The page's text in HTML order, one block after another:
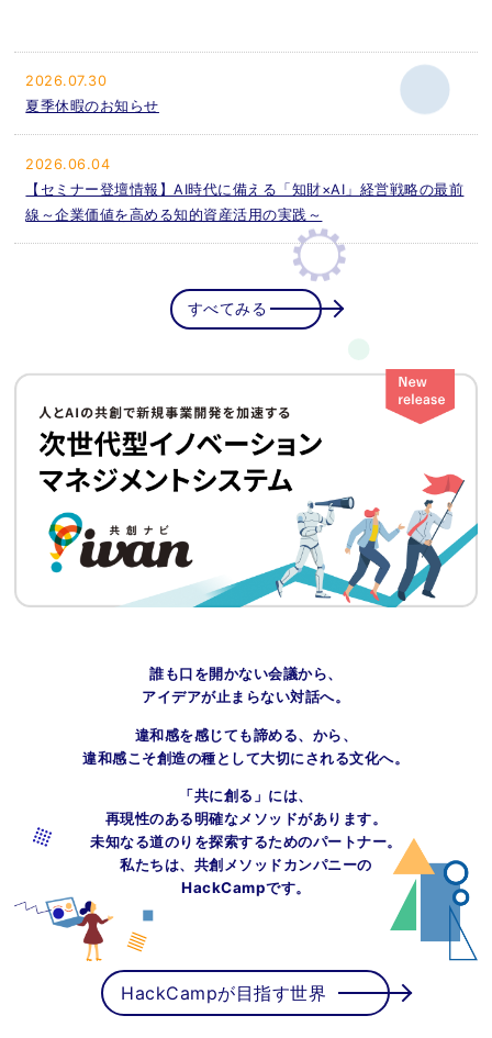
2026.07.30
夏季休暇のお知らせ
2026.06.04
【セミナー登壇情報】AI時代に備える「知財×AI」経営戦略の最前
線～企業価値を高める知的資産活用の実践～
すべてみる
誰も口を開かない会議から、
アイデアが止まらない対話へ。
違和感を感じても諦める、から、
違和感こそ創造の種として大切にされる文化へ。
「共に創る」には、
再現性のある明確なメソッドがあります。
未知なる道のりを探索するためのパートナー。
私たちは、共創メソッドカンパニーの
HackCampです。
HackCampが目指す世界